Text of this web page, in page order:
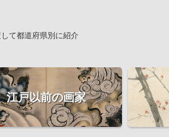
て都道府県別に紹介
江戸以前の画家